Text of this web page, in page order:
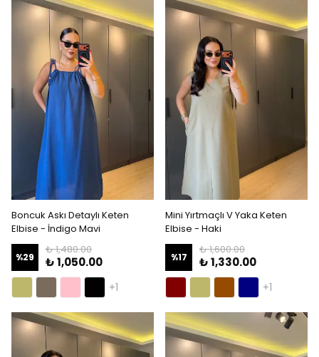
Boncuk Askı Detaylı Keten
Elbise - İndigo Mavi
%29
₺ 1,480.00
₺ 1,050.00
+1
Mini Yırtmaçlı V Yaka Keten
Elbise - Haki
%17
₺ 1,600.00
₺ 1,330.00
+1